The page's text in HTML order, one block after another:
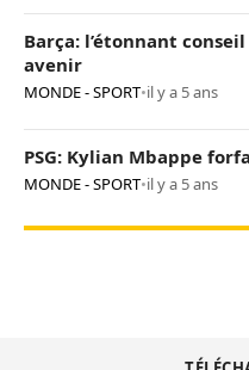
Barça: l’étonnant
avenir
MONDE - SPORT•il y a 5 ans
PSG: Kylian Mbappe
MONDE - SPORT•il y a 5 ans